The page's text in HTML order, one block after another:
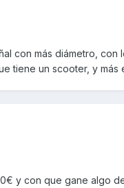
con más diámetro, con
tiene un scooter, y más
y con que gane algo